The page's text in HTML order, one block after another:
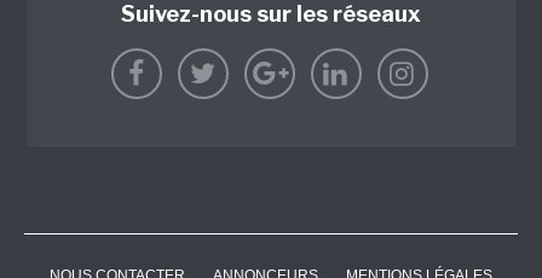
Suivez-nous sur les réseaux